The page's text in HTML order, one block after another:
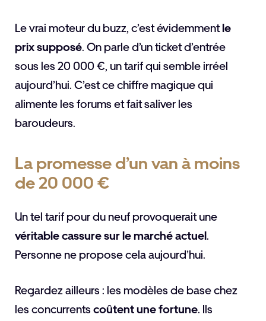
Le vrai moteur du buzz, c’est évidemmentle
prix supposé. On parle d’un ticket d’entrée
sous les 20 000 €, un tarif qui semble irréel
aujourd’hui. C’est ce chiffre magique qui
alimente les forums et fait saliver les
baroudeurs.
La promesse d’un van à moins
de 20 000 €
Un tel tarif pour du neuf provoquerait une
véritable cassure sur le marché actuel.
Personne ne propose cela aujourd’hui.
Regardez ailleurs : les modèles de base chez
les concurrents coûtent une fortune. Ils